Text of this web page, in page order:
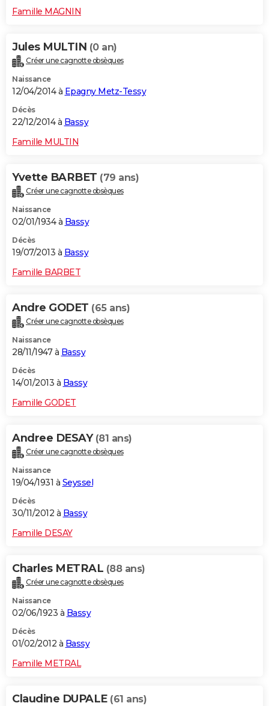
Famille MAGNIN
Jules MULTIN (0 an)
Créer une cagnotte obsèques
Naissance
12/04/2014 à Epagny Metz-Tessy
Décès
22/12/2014 à Bassy
Famille MULTIN
Yvette BARBET (79 ans)
Créer une cagnotte obsèques
Naissance
02/01/1934 à Bassy
Décès
19/07/2013 à Bassy
Famille BARBET
Andre GODET (65 ans)
Créer une cagnotte obsèques
Naissance
28/11/1947 à Bassy
Décès
14/01/2013 à Bassy
Famille GODET
Andree DESAY (81 ans)
Créer une cagnotte obsèques
Naissance
19/04/1931 à Seyssel
Décès
30/11/2012 à Bassy
Famille DESAY
Charles METRAL (88 ans)
Créer une cagnotte obsèques
Naissance
02/06/1923 à Bassy
Décès
01/02/2012 à Bassy
Famille METRAL
Claudine DUPALE (61 ans)